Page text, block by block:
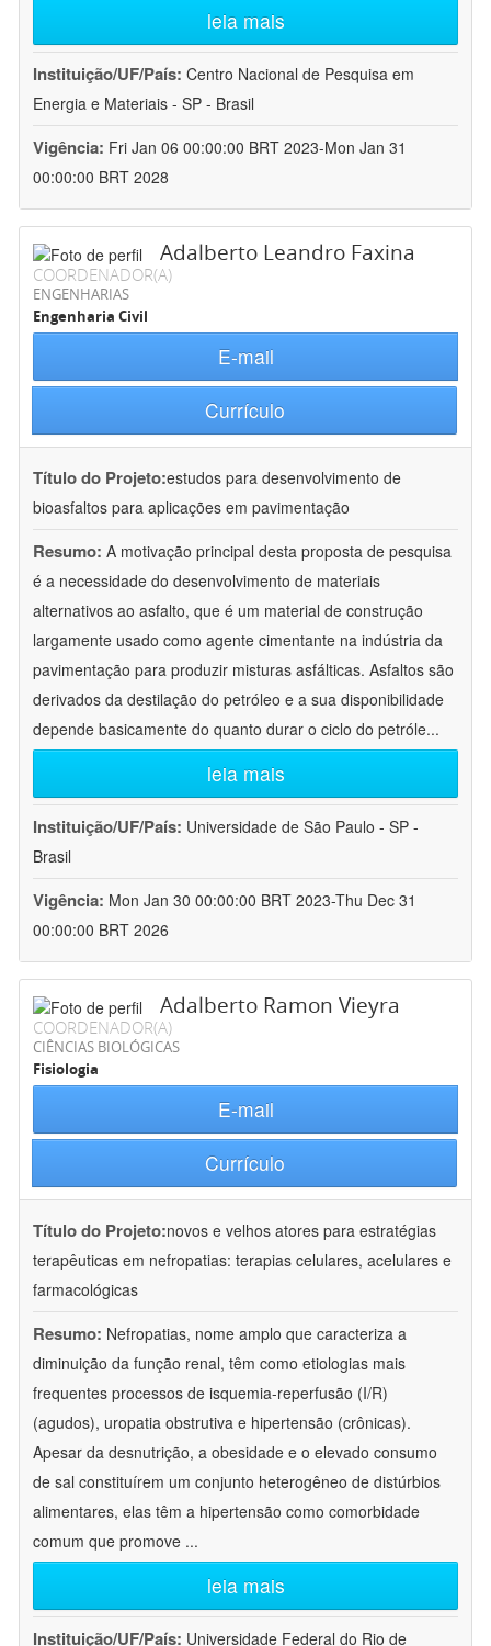
leia mais
Instituição/UF/País: Centro Nacional de Pesquisa em
Energia e Materiais - SP - Brasil
Vigência: Fri Jan 06 00:00:00 BRT 2023-Mon Jan 31
00:00:00 BRT 2028
Adalberto Leandro Faxina
COORDENADOR(A)
ENGENHARIAS
Engenharia Civil
E-mail
Currículo
Título do Projeto:estudos para desenvolvimento de
bioasfaltos para aplicações em pavimentação
Resumo: A motivação principal desta proposta de pesquisa
é a necessidade do desenvolvimento de materiais
alternativos ao asfalto, que é um material de construção
largamente usado como agente cimentante na indústria da
pavimentação para produzir misturas asfálticas. Asfaltos são
derivados da destilação do petróleo e a sua disponibilidade
depende basicamente do quanto durar o ciclo do petróle...
leia mais
Instituição/UF/País: Universidade de São Paulo - SP -
Brasil
Vigência: Mon Jan 30 00:00:00 BRT 2023-Thu Dec 31
00:00:00 BRT 2026
Adalberto Ramon Vieyra
COORDENADOR(A)
CIÊNCIAS BIOLÓGICAS
Fisiologia
E-mail
Currículo
Título do Projeto:novos e velhos atores para estratégias
terapêuticas em nefropatias: terapias celulares, acelulares e
farmacológicas
Resumo: Nefropatias, nome amplo que caracteriza a
diminuição da função renal, têm como etiologias mais
frequentes processos de isquemia-reperfusão (I/R)
(agudos), uropatia obstrutiva e hipertensão (crônicas).
Apesar da desnutrição, a obesidade e o elevado consumo
de sal constituírem um conjunto heterogêneo de distúrbios
alimentares, elas têm a hipertensão como comorbidade
comum que promove ...
leia mais
Instituição/UF/País: Universidade Federal do Rio de